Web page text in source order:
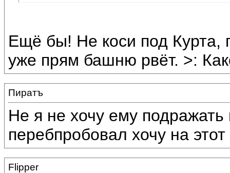
Ещё бы! Не коси под Курта,
уже прям башню рвёт. >:
Пиратъ
Не я не хочу ему подражать
перебпробовал хочу на
Flipper